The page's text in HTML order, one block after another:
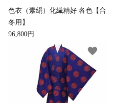
色衣（素絹）化繊精好 各色【合
冬用】
96,800円
favorite